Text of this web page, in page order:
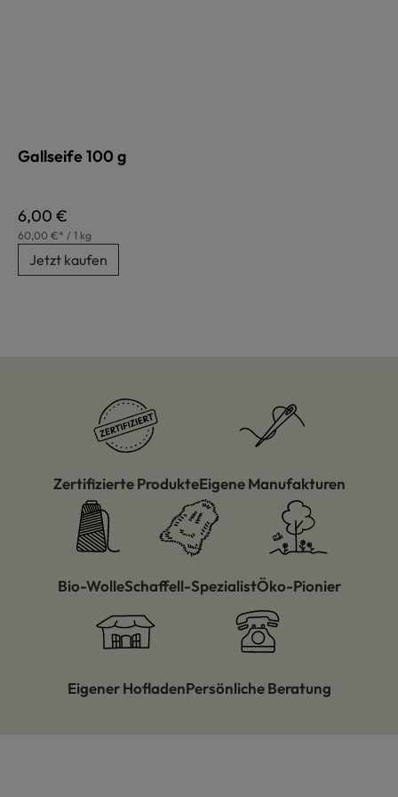
Gallseife 100 g
Regulärer Preis:
6,00 €
60,00 €* / 1 kg
Jetzt kaufen
Zertifizierte ProdukteEigene Manufakturen
Bio-WolleSchaffell-SpezialistÖko-Pionier
Eigener HofladenPersönliche Beratung